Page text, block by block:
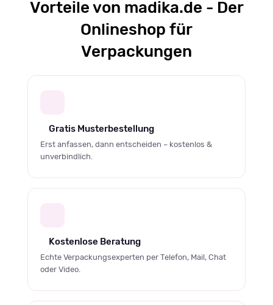
Vorteile von madika.de - Der
Onlineshop für
Verpackungen
Gratis Musterbestellung
Erst anfassen, dann entscheiden – kostenlos &
unverbindlich.
Kostenlose Beratung
Echte Verpackungsexperten per Telefon, Mail, Chat
oder Video.